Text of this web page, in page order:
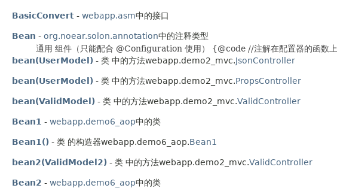
BasicConvert - webapp.asm中的接口
Bean - org.noear.solon.annotation中的注释类型
通用 组件（只能配合 @Configuration 使用） {@code //注解在配置器的函数上
bean(UserModel) - 类 中的方法webapp.demo2_mvc.JsonController
bean(UserModel) - 类 中的方法webapp.demo2_mvc.PropsController
bean(ValidModel) - 类 中的方法webapp.demo2_mvc.ValidController
Bean1 - webapp.demo6_aop中的类
Bean1() - 类 的构造器webapp.demo6_aop.Bean1
bean2(ValidModel2) - 类 中的方法webapp.demo2_mvc.ValidController
Bean2 - webapp.demo6_aop中的类